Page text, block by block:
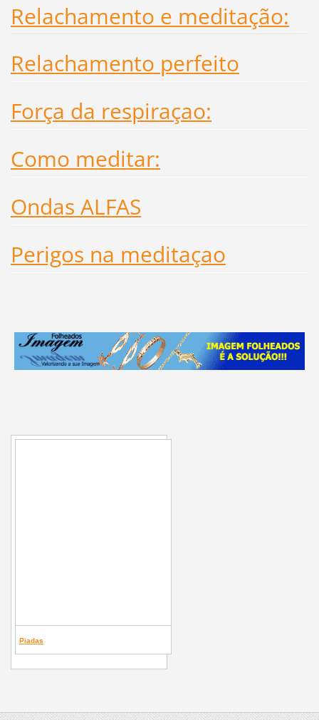
Relachamento e meditação:
Relachamento perfeito
Força da respiraçao:
Como meditar:
Ondas ALFAS
Perigos na meditaçao
Piadas